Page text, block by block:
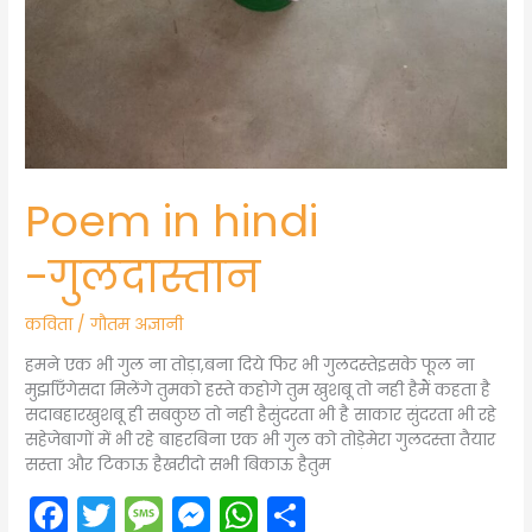
Poem in hindi
-गुलदास्तान
कविता/गौतम अज्ञानी
हमने एक भी गुल ना तोड़ा,बना दिये फिर भी गुलदस्तेइसके फूल ना
मुर्झाएँगेसदा मिलेंगे तुमको हस्ते कहोगे तुम खुशबू तो नही हैमैं कहता है
सदाबहारखुशबू ही सबकुछ तो नही हैसुंदरता भी है साकार सुंदरता भी रहे
सहेजेबागों में भी रहे बाहरबिना एक भी गुल को तोड़ेमेरा गुलदस्ता तैयार
सस्ता और टिकाऊ हैखरीदो सभी बिकाऊ हैतुम
F T M M W